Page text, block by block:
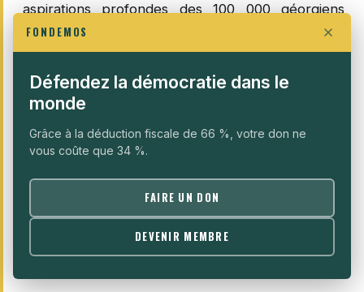
aspirations profondes des 100 000 géorgiens
mobilisés au 22 novembre.
Les ONG ont joué dans la mobilisation un rôle
d’accélérateur, et de canalisation de la colère
populaire plutôt que celui de créateur de la
Révolution des Roses. Le nombre d’acteurs
locaux au cœur de la contestation (Kmara,
Association de juristes, MN, DU…) témoigne d’une
mobilisation malgré les ressources extérieures.
FONDEMOS
Défendez la démocratie dans le
monde
Grâce à la déduction fiscale de 66 %, votre don ne
vous coûte que 34 %.
FAIRE UN DON
DEVENIR MEMBRE